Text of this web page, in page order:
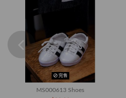
完售
MS000613 Shoes